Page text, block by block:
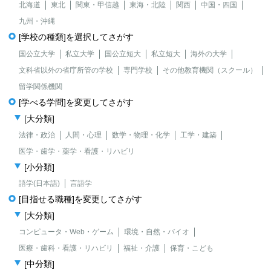
北海道 東北 関東・甲信越 東海・北陸 関西
中国・四国
九州・沖縄
[学校の種類]を選択してさがす
国公立大学 私立大学 国公立短大 私立短大
海外の大学
文科省以外の省庁所管の学校
専門学校
その他教育機関（スクール）
留学関係機関
[学べる学問]を変更してさがす
[大分類]
法律・政治 人間・心理 数学・物理・化学
工学・建築
医学・歯学・薬学・看護・リハビリ
[小分類]
語学(日本語) 言語学
[目指せる職種]を変更してさがす
[大分類]
コンピュータ・Web・ゲーム
環境・自然・バイオ
医療・歯科・看護・リハビリ
福祉・介護 保育・こども
[中分類]